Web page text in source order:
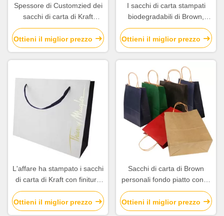
Spessore di Customzied dei
sacchi di carta di Kraft
stampato bianco per la
promozione della società
Ottieni il miglior prezzo
I sacchi di carta stampati
biodegradabili di Brown,
regalo della carta kraft
Insacca l'alta durevolezza
Ottieni il miglior prezzo
L'affare ha stampato i sacchi
di carta di Kraft con finitura
superficia di timbratura calda
dell'oro
Ottieni il miglior prezzo
Sacchi di carta di Brown
personali fondo piatto con la
maniglia del cavo torta carta
Ottieni il miglior prezzo